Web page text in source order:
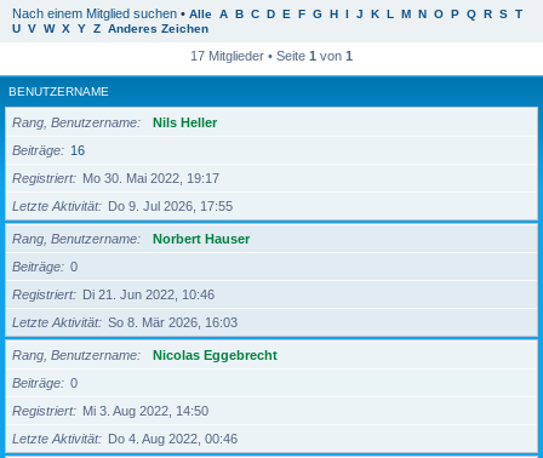
Nach einem Mitglied suchen • Alle A B C D E F G H I J K L M N O P Q R S T
U V W X Y Z Anderes Zeichen
17 Mitglieder • Seite 1 von 1
BENUTZERNAME
Rang, Benutzername
Nils Heller
Beiträge
16
Registriert
Mo 30. Mai 2022, 19:17
Letzte Aktivität
Do 9. Jul 2026, 17:55
Rang, Benutzername
Norbert Hauser
Beiträge
0
Registriert
Di 21. Jun 2022, 10:46
Letzte Aktivität
So 8. Mär 2026, 16:03
Rang, Benutzername
Nicolas Eggebrecht
Beiträge
0
Registriert
Mi 3. Aug 2022, 14:50
Letzte Aktivität
Do 4. Aug 2022, 00:46